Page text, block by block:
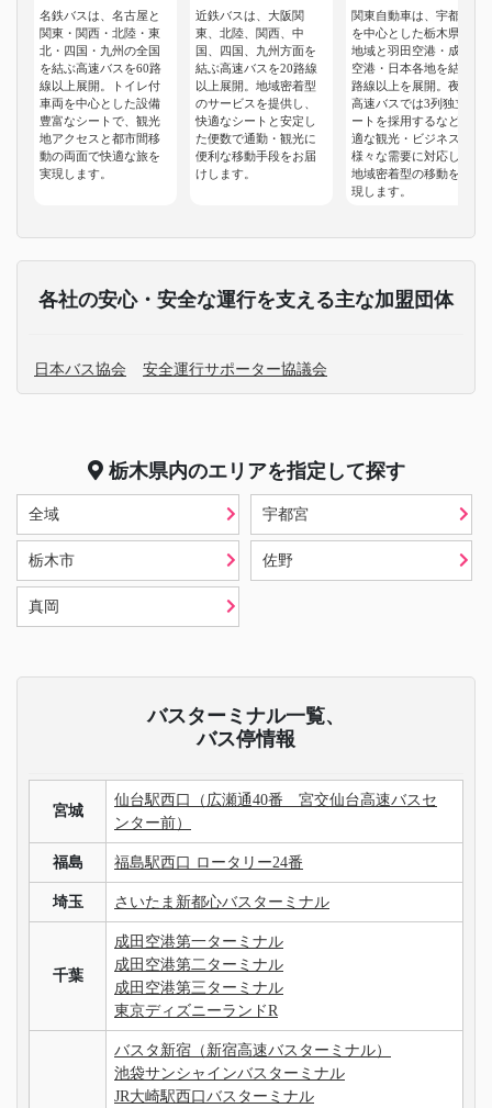
名鉄バスは、名古屋と
関東・関西・北陸・東
北・四国・九州の全国
を結ぶ高速バスを60路
線以上展開。トイレ付
車両を中心とした設備
豊富なシートで、観光
地アクセスと都市間移
動の両面で快適な旅を
実現します。
近鉄バスは、大阪関
東、北陸、関西、中
国、四国、九州方面を
結ぶ高速バスを20路線
以上展開。地域密着型
のサービスを提供し、
快適なシートと安定し
た便数で通勤・観光に
便利な移動手段をお届
けします。
関東自動車は、宇都宮
を中心とした栃木県各
地域と羽田空港・成田
空港・日本各地を結ぶ5
路線以上を展開。夜行
高速バスでは3列独立シ
ートを採用するなど快
適な観光・ビジネスの
様々な需要に対応した
地域密着型の移動を実
現します。
各社の安心・安全な運行を支える主な加盟団体
日本バス協会 安全運行サポーター協議会
栃木県内のエリアを指定して探す
全域 宇都宮
栃木市 佐野
真岡
バスターミナル一覧、
バス停情報
宮城
仙台駅西口（広瀬通40番 宮交仙台高速バスセ
ンター前）
福島 福島駅西口 ロータリー24番
埼玉 さいたま新都心バスターミナル
千葉
成田空港第一ターミナル
成田空港第二ターミナル
成田空港第三ターミナル
東京ディズニーランドR
バスタ新宿（新宿高速バスターミナル）
池袋サンシャインバスターミナル
JR大崎駅西口バスターミナル